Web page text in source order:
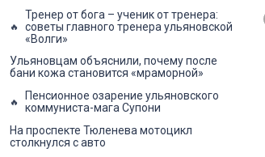
Тренер от бога – ученик от тренера:
советы главного тренера ульяновской
«Волги»
Ульяновцам объяснили, почему после
бани кожа становится «мраморной»
Пенсионное озарение ульяновского
коммуниста-мага Супони
На проспекте Тюленева мотоцикл
столкнулся с авто